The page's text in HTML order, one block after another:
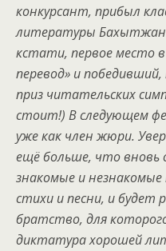
конкурсант, прибыл
литературы Бахытжан
кстати, первое место
перевод» и победивший,
приз читательских
стоит!) В следующем
уже как член жюри.
ещё больше, что вновь
знакомые и
стихи и песни, и будет
братство, для
диктатура хорошей